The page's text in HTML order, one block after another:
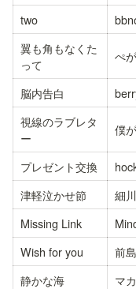
two
翼も角もなくた
って
ぺ
脳内告白
視線のラブレタ
ー
僕
プレゼント交換
津軽泣かせ節
細
Missing Link
Wish for you
前
静かな海
マ